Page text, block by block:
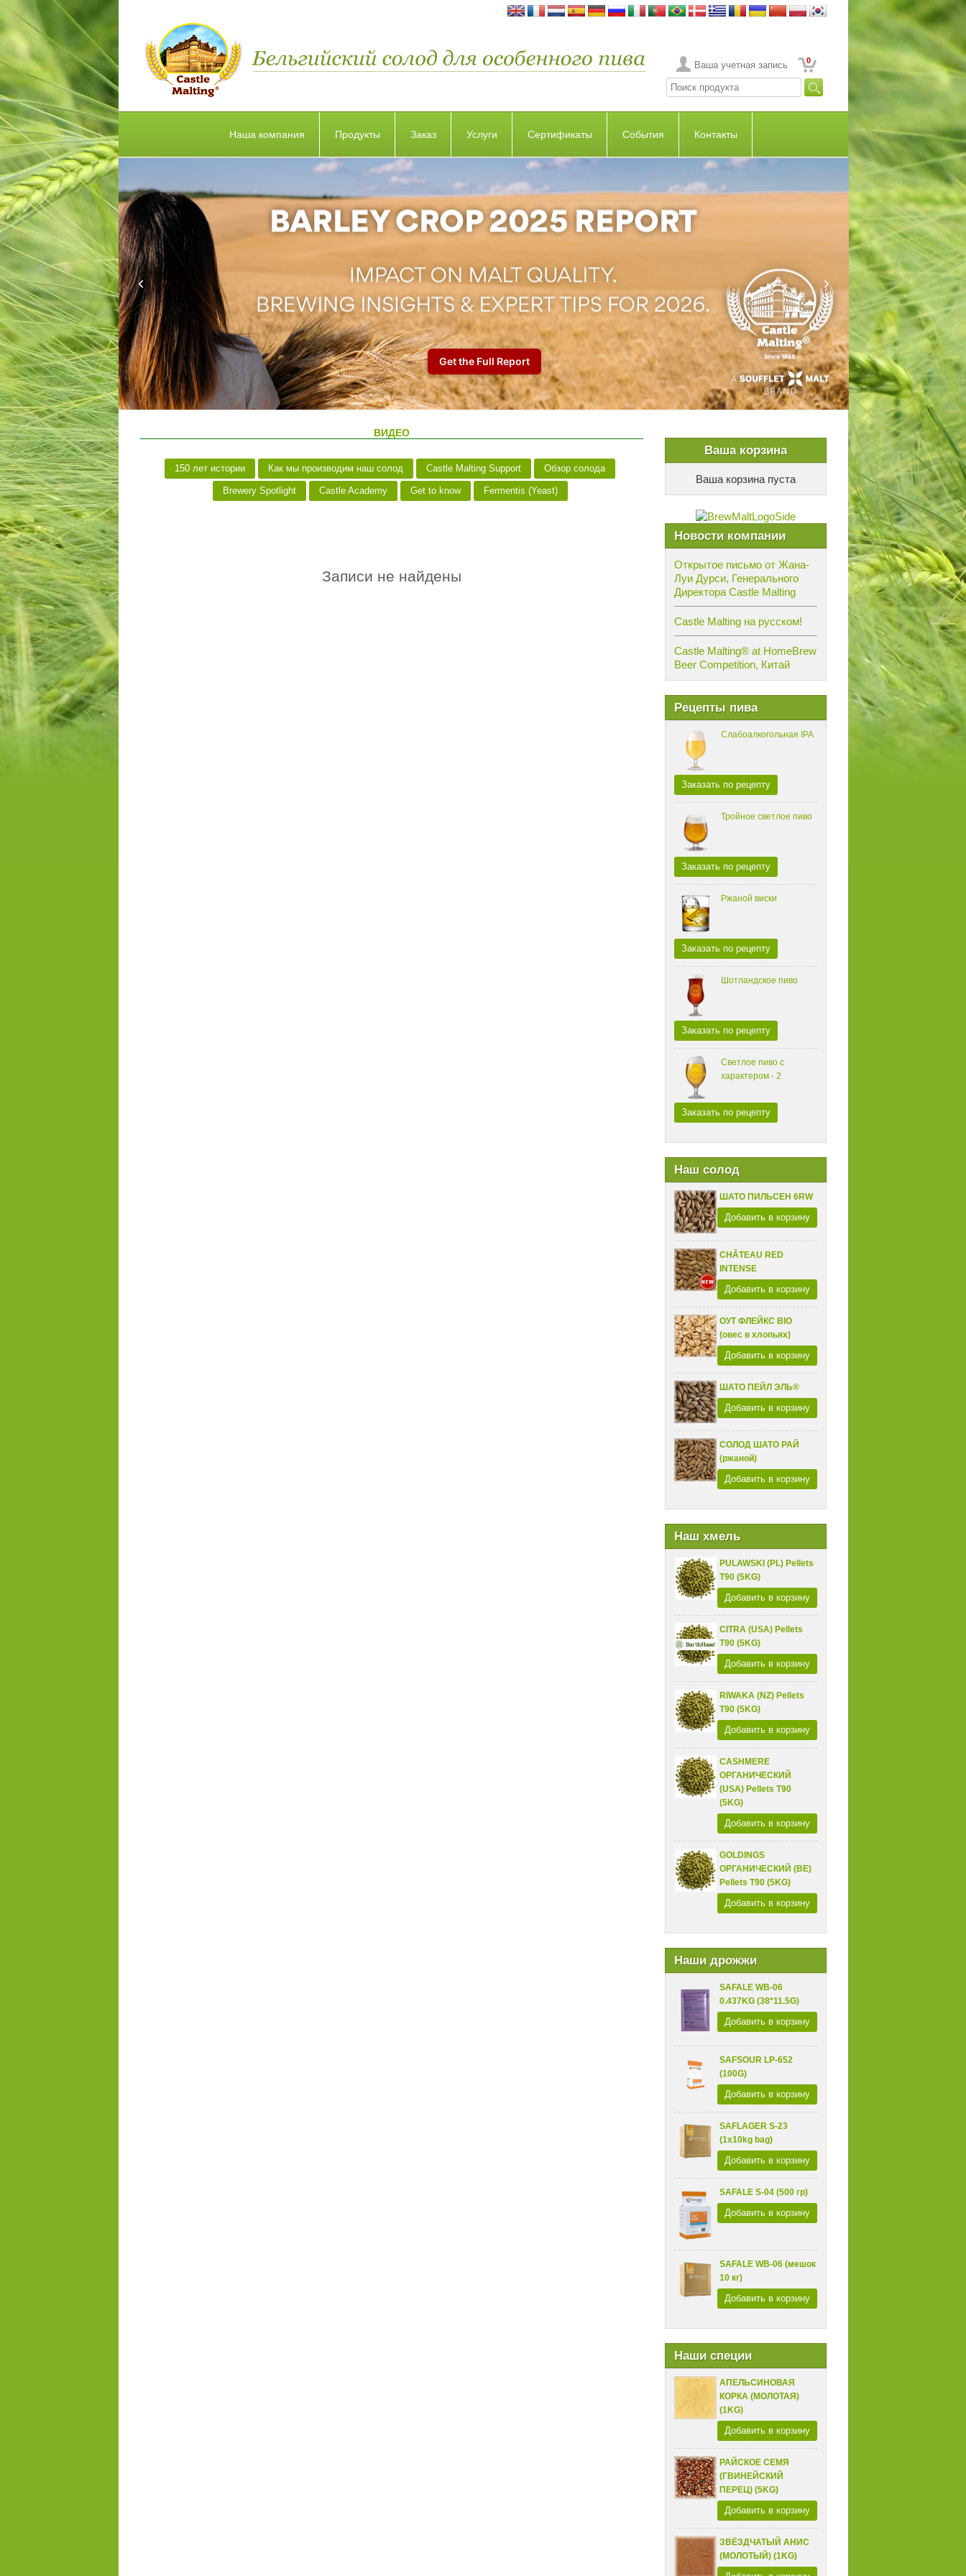
Ваша учетная запись 0
Наша компания Продукты Заказ Услуги Сертификаты События Контакты
Ваша корзина
Ваша корзина пуста
Новости компании
Открытое письмо от Жана-
Луи Дурси, Генерального
Директора Castle Malting
Castle Malting на русском!
Castle Malting® at HomeBrew
Beer Competition, Китай
Рецепты пива
Слабоалкогольная IPA
Заказать по рецепту
Тройное светлое пиво
Заказать по рецепту
Ржаной виски
Заказать по рецепту
Шотландское пиво
Заказать по рецепту
Светлое пиво с
характером - 2
Заказать по рецепту
Наш солод
ШАТО ПИЛЬСЕН 6RW
Добавить в корзину
CHÂTEAU RED
INTENSE
Добавить в корзину
ОУТ ФЛЕЙКС BIO
(овес в хлопьях)
Добавить в корзину
ШАТО ПЕЙЛ ЭЛЬ®
Добавить в корзину
СОЛОД ШАТО РАЙ
(ржаной)
Добавить в корзину
Наш хмель
PULAWSKI (PL) Pellets
T90 (5KG)
Добавить в корзину
CITRA (USA) Pellets
T90 (5KG)
Добавить в корзину
RIWAKA (NZ) Pellets
T90 (5KG)
Добавить в корзину
CASHMERE
ОРГАНИЧЕСКИЙ
(USA) Pellets T90
(5KG)
Добавить в корзину
GOLDINGS
ОРГАНИЧЕСКИЙ (BE)
Pellets T90 (5KG)
Добавить в корзину
Наши дрожжи
SAFALE WB-06
0.437KG (38*11.5G)
Добавить в корзину
SAFSOUR LP-652
(100G)
Добавить в корзину
SAFLAGER S-23
(1x10kg bag)
Добавить в корзину
SAFALE S-04 (500 гр)
Добавить в корзину
SAFALE WB-06 (мешок
10 кг)
Добавить в корзину
Наши специи
АПЕЛЬСИНОВАЯ
КОРКА (МОЛОТАЯ)
(1KG)
Добавить в корзину
РАЙСКОЕ СЕМЯ
(ГВИНЕЙСКИЙ
ПЕРЕЦ) (5KG)
Добавить в корзину
ЗВЁЗДЧАТЫЙ АНИС
(МОЛОТЫЙ) (1KG)
ВИДЕО
150 лет истории Как мы производим наш солод Castle Malting Support Обзор солода
Brewery Spotlight Castle Academy Get to know Fermentis (Yeast)
Записи не найдены